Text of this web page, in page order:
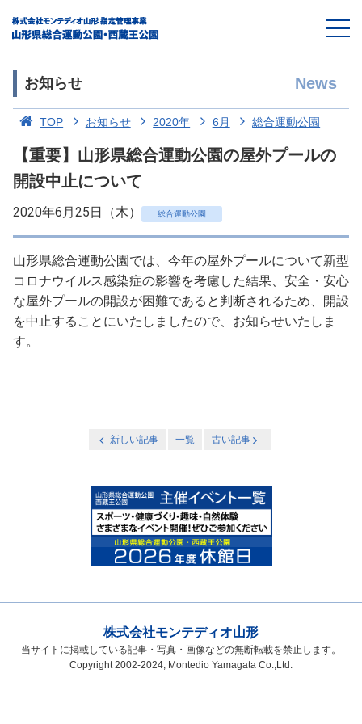
お知らせ News
TOP お知らせ 2020年 6月 総合運動公園
【重要】山形県総合運動公園の屋外プールの
開設中止について
2020年6月25日（木） 総合運動公園
山形県総合運動公園では、今年の屋外プールについて新型
コロナウイルス感染症の影響を考慮した結果、安全・安心
な屋外プールの開設が困難であると判断されるため、開設
を中止することにいたしましたので、お知らせいたしま
す。
新しい記事 一覧 古い記事
株式会社モンテディオ山形
当サイトに掲載している記事・写真・画像などの無断転載を禁止します。
Copyright 2002-2024, Montedio Yamagata Co.,Ltd.